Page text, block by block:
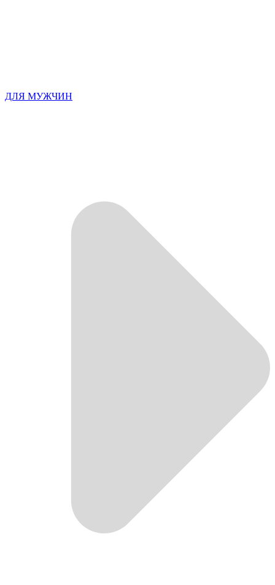
ДЛЯ МУЖЧИН